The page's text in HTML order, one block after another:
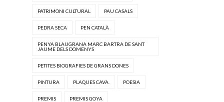
PATRIMONI CULTURAL PAU CASALS
PEDRA SECA PEN CATALÀ
PENYA BLAUGRANA MARC BARTRA DE SANT
JAUME DELS DOMENYS
PETITES BIOGRAFIES DE GRANS DONES
PINTURA PLAQUES CAVA. POESIA
PREMIS PREMIS GOYA